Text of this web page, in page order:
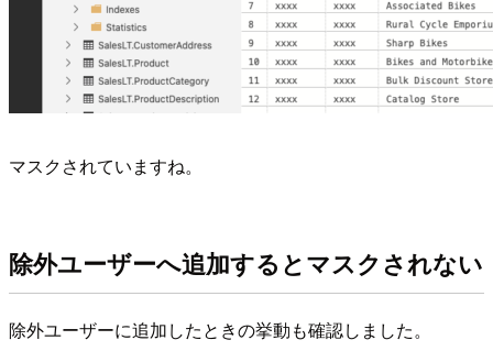
マスクされていますね。
除外ユーザーへ追加するとマスクされない
除外ユーザーに追加したときの挙動も確認しました。